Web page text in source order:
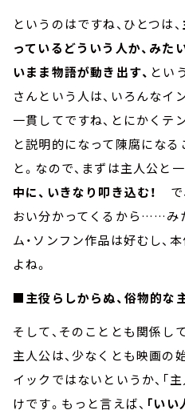
というのはですね、ひとつは、
っているどういう人か、みた
いまま物語が動き出す、 とい
さんという人は、いろんなイ
一貫してですね、とにかくテ
と説明的になって陳腐になる
と。なので、まずは主人公と一
中に、いきなり叩き込む！
で
おい分かってくるから……み
ム・ソンフン作品は好むし、
よね。
■主役らしからぬ、俗物的な
そして、そのこととも関係し
主人公は、少なくとも映画の
イックではないというか、「
けです。もっと言えば、 「いい